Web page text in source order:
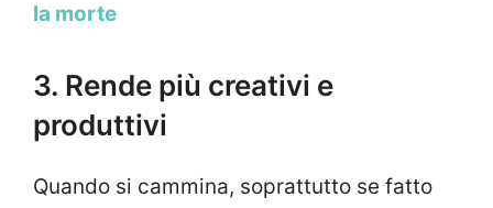
la morte
3. Rende più creativi e
produttivi
Quando si cammina, soprattutto se fatto